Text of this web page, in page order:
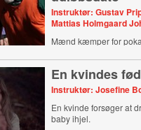
Instruktør: Gustav
Mattias Holmgaard
Mænd kæmper for
En kvindes
Instruktør: Josefine
En kvinde forsøger at
baby ihjel.